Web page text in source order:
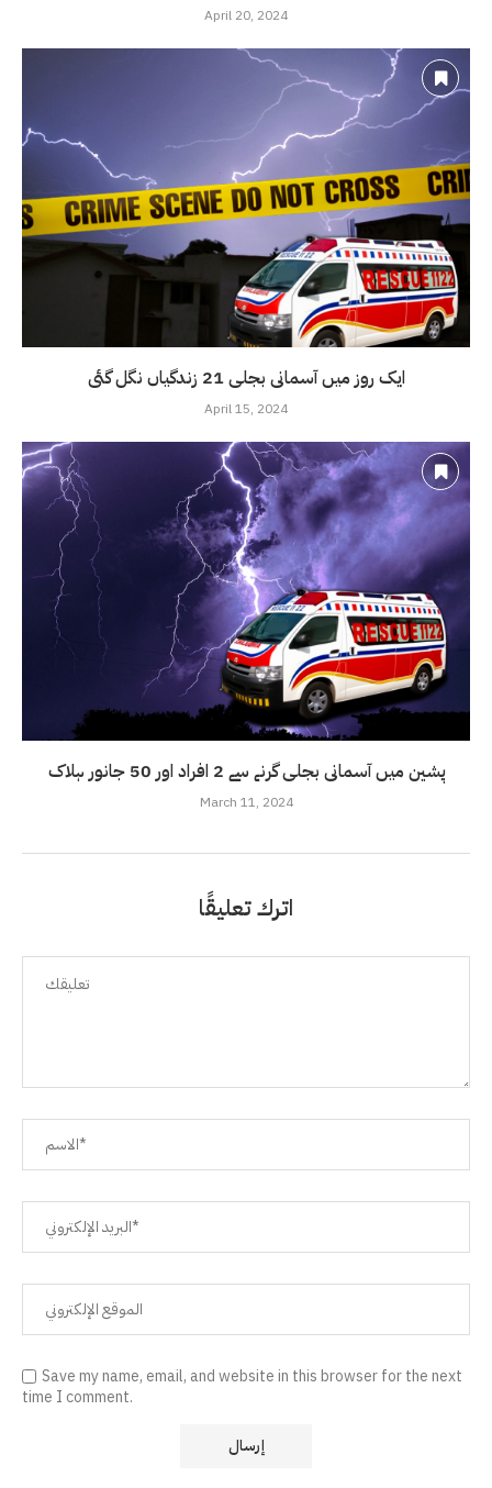
April 20, 2024
ایک روز میں آسمانی بجلی 21 زندگیاں نگل گئی
April 15, 2024
پشین میں آسمانی بجلی گرنے سے 2 افراد اور 50 جانور ہلاک
March 11, 2024
اترك تعليقًا
Save my name, email, and website in this browser for the next
time I comment.